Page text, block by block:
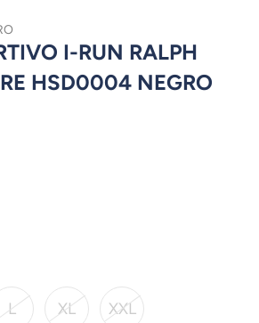
I-RUN RALPH
HSD0004 NEGRO
L XL XXL